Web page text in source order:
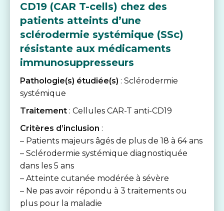
CD19 (CAR T-cells) chez des
patients atteints d’une
sclérodermie systémique (SSc)
résistante aux médicaments
immunosuppresseurs
Pathologie(s) étudiée(s) : Sclérodermie
systémique
Traitement : Cellules CAR-T anti-CD19
Critères d’inclusion :
– Patients majeurs âgés de plus de 18 à 64 ans
– Sclérodermie systémique diagnostiquée
dans les 5 ans
– Atteinte cutanée modérée à sévère
– Ne pas avoir répondu à 3 traitements ou
plus pour la maladie